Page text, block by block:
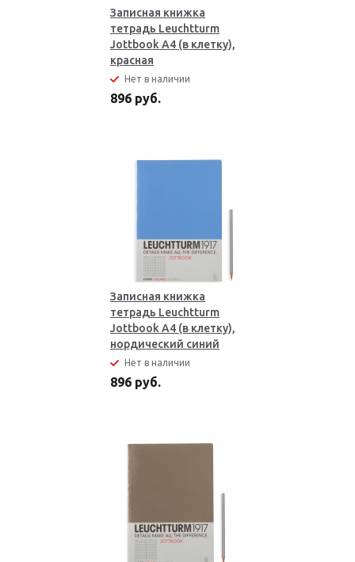
Записная книжка
тетрадь Leuchtturm
Jottbook А4 (в клетку),
красная
Нет в наличии
896 руб.
Записная книжка
тетрадь Leuchtturm
Jottbook А4 (в клетку),
нордический синий
Нет в наличии
896 руб.